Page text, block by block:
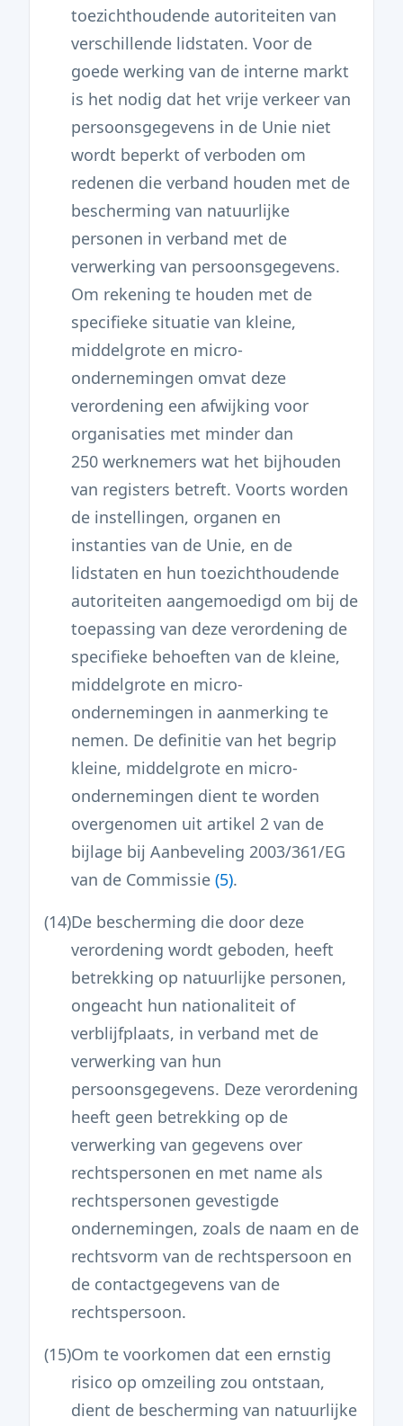
toezichthoudende autoriteiten van
verschillende lidstaten. Voor de
goede werking van de interne markt
is het nodig dat het vrije verkeer van
persoonsgegevens in de Unie niet
wordt beperkt of verboden om
redenen die verband houden met de
bescherming van natuurlijke
personen in verband met de
verwerking van persoonsgegevens.
Om rekening te houden met de
specifieke situatie van kleine,
middelgrote en micro-
ondernemingen omvat deze
verordening een afwijking voor
organisaties met minder dan
250 werknemers wat het bijhouden
van registers betreft. Voorts worden
de instellingen, organen en
instanties van de Unie, en de
lidstaten en hun toezichthoudende
autoriteiten aangemoedigd om bij de
toepassing van deze verordening de
specifieke behoeften van de kleine,
middelgrote en micro-
ondernemingen in aanmerking te
nemen. De definitie van het begrip
kleine, middelgrote en micro-
ondernemingen dient te worden
overgenomen uit artikel 2 van de
bijlage bij Aanbeveling 2003/361/EG
van de Commissie (5).
(14)De bescherming die door deze
verordening wordt geboden, heeft
betrekking op natuurlijke personen,
ongeacht hun nationaliteit of
verblijfplaats, in verband met de
verwerking van hun
persoonsgegevens. Deze verordening
heeft geen betrekking op de
verwerking van gegevens over
rechtspersonen en met name als
rechtspersonen gevestigde
ondernemingen, zoals de naam en de
rechtsvorm van de rechtspersoon en
de contactgegevens van de
rechtspersoon.
(15)Om te voorkomen dat een ernstig
risico op omzeiling zou ontstaan,
dient de bescherming van natuurlijke